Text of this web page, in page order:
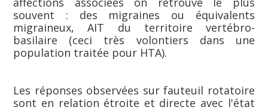
souvent : des migraines ou équivalents
migraineux, AIT du territoire vertébro-
basilaire (ceci très volontiers dans une
population traitée pour HTA).
Les réponses observées sur fauteuil rotatoire
sont en relation étroite et directe avec l'état